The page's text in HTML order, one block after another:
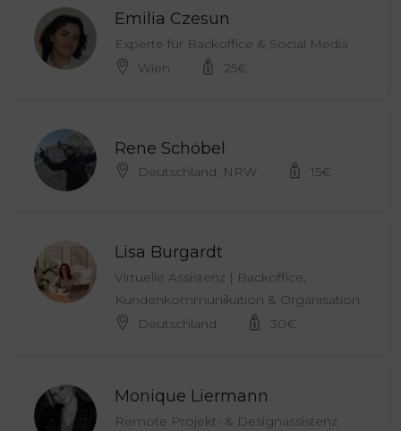
Emilia Czesun
Experte für Backoffice & Social Media
Wien
25€
Rene Schöbel
Deutschland ,NRW 15€
Lisa Burgardt
Virtuelle Assistenz | Backoffice,
Kundenkommunikation & Organisation
Deutschland
30€
Monique Liermann
Remote Projekt- & Designassistenz